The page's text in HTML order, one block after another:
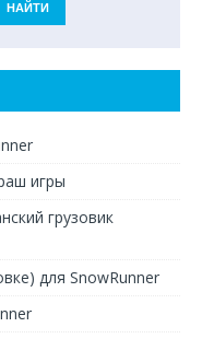
игры
грузовик
для SnowRunner